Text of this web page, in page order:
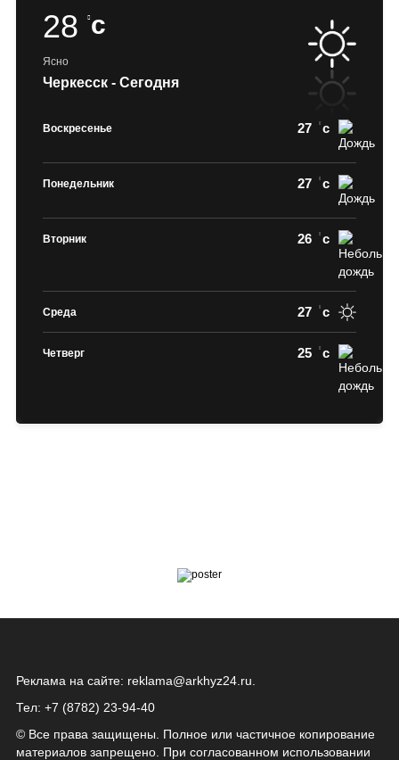
28 c
Ясно
Черкесск - Сегодня
Воскресенье 27 c
Понедельник 27 c
Вторник 26 c
Среда 27 c
Четверг 25 c
Реклама на сайте: reklama@arkhyz24.ru
Тел: +7 (8782) 23‑94‑40
© Все права защищены. Полное или частичное копирование
материалов запрещено. При согласованном использовании